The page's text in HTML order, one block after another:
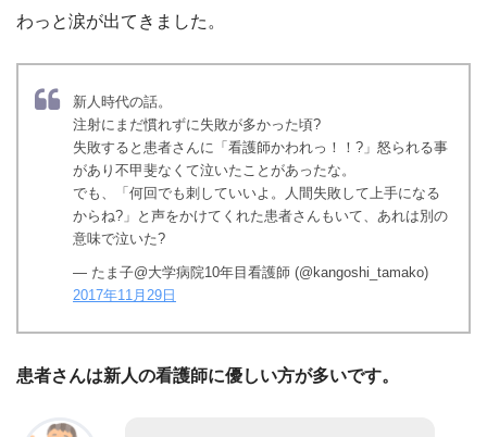
わっと涙が出てきました。
新人時代の話。
注射にまだ慣れずに失敗が多かった頃?
失敗すると患者さんに「看護師かわれっ！！?」怒られる事
があり不甲斐なくて泣いたことがあったな。
でも、「何回でも刺していいよ。人間失敗して上手になる
からね?」と声をかけてくれた患者さんもいて、あれは別の
意味で泣いた?
— たま子@大学病院10年目看護師 (@kangoshi_tamako)
2017年11月29日
患者さんは新人の看護師に優しい方が多いです。